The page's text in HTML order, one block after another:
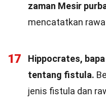
zaman Mesir
mencatatkan
17
Hippocrates,
tentang fistula.
jenis fistula dan